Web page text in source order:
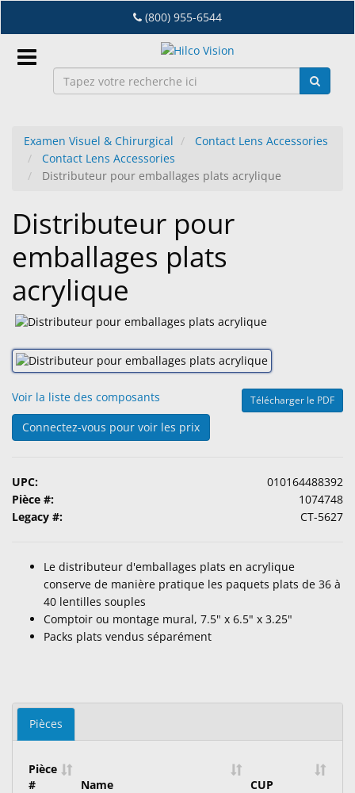
au
contenu
principal
(800) 955-6544
Connexion
FR
Eye
Lab
&
Distribution
D'Equipement
&
Accessoires
Produits
d'Entretien
de
Pharmaceutiques
Ophtalmiques
Visuel
Chirurgical
Produits
Examen Visuel & Chirurgical
Contact Lens Accessories
Contact Lens Accessories
Distributeur pour emballages plats acrylique
Distributeur pour
emballages plats
acrylique
Voir la liste des composants Télécharger le PDF
Connectez-vous pour voir les prix
UPC:
010164488392
Pièce #:
1074748
Legacy #:
CT-5627
Le distributeur d'emballages plats en acrylique
conserve de manière pratique les paquets plats de 36 à
40 lentilles souples
Comptoir ou montage mural, 7.5" x 6.5" x 3.25"
Packs plats vendus séparément
Pièces
Pièce
#
Name
CUP